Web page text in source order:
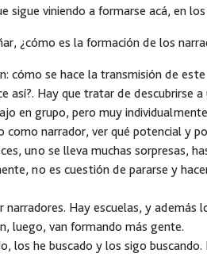
viniendo a formarse acá, en
¿cómo es la formación de los
cómo se hace la transmisión de
así?. Hay que tratar de descubrirse
en grupo, pero muy
narrador, ver qué potencial y
uno se lleva muchas sorpresas,
no es cuestión de pararse y
Hay escuelas, y además
luego, van formando más gente.
los he buscado y los sigo